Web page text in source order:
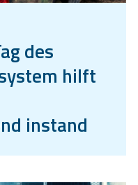
des
hilft
instand